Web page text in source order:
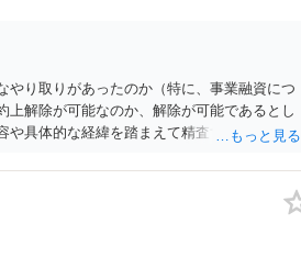
か、また、該当する場合にどのようなサー
で運用できるかについては、具体的なサー
ことをお勧めいたします。
り取りがあったのか（特に、事業融資につ
解除が可能なのか、解除が可能であるとし
や具体的な経緯を踏まえて精査する必要がご